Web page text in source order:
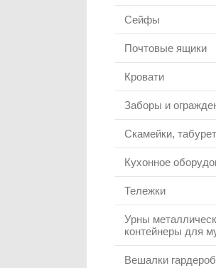
Сейфы
Почтовые ящики
Кровати
Заборы и
Скамейки,
Кухонное
Тележки
Урны
контейнеры для
Вешалки